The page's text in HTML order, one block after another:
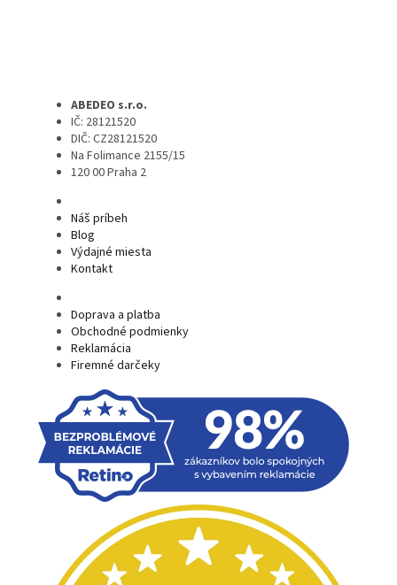
ABEDEO s.r.o.
IČ: 28121520
DIČ: CZ28121520
Na Folimance 2155/15
120 00 Praha 2
Náš príbeh
Blog
Výdajné miesta
Kontakt
Doprava a platba
Obchodné podmienky
Reklamácia
Firemné darčeky